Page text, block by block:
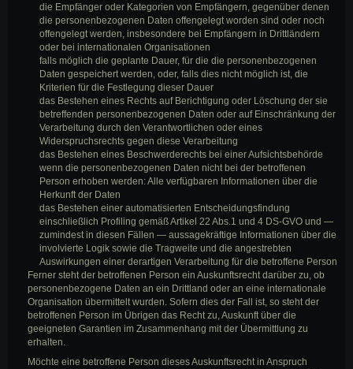
die Empfänger oder Kategorien von Empfängern, gegenüber denen
die personenbezogenen Daten offengelegt worden sind oder noch
offengelegt werden, insbesondere bei Empfängern in Drittländern
oder bei internationalen Organisationen
falls möglich die geplante Dauer, für die die personenbezogenen
Daten gespeichert werden, oder, falls dies nicht möglich ist, die
Kriterien für die Festlegung dieser Dauer
das Bestehen eines Rechts auf Berichtigung oder Löschung der sie
betreffenden personenbezogenen Daten oder auf Einschränkung der
Verarbeitung durch den Verantwortlichen oder eines
Widerspruchsrechts gegen diese Verarbeitung
das Bestehen eines Beschwerderechts bei einer Aufsichtsbehörde
wenn die personenbezogenen Daten nicht bei der betroffenen
Person erhoben werden: Alle verfügbaren Informationen über die
Herkunft der Daten
das Bestehen einer automatisierten Entscheidungsfindung
einschließlich Profiling gemäß Artikel 22 Abs.1 und 4 DS-GVO und —
zumindest in diesen Fällen — aussagekräftige Informationen über die
involvierte Logik sowie die Tragweite und die angestrebten
Auswirkungen einer derartigen Verarbeitung für die betroffene Person
Ferner steht der betroffenen Person ein Auskunftsrecht darüber zu, ob
personenbezogene Daten an ein Drittland oder an eine internationale
Organisation übermittelt wurden. Sofern dies der Fall ist, so steht der
betroffenen Person im Übrigen das Recht zu, Auskunft über die
geeigneten Garantien im Zusammenhang mit der Übermittlung zu
erhalten.
Möchte eine betroffene Person dieses Auskunftsrecht in Anspruch